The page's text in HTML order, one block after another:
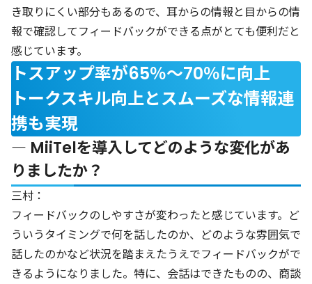
き取りにくい部分もあるので、耳からの情報と目からの情
報で確認してフィードバックができる点がとても便利だと
感じています。
トスアップ率が65％〜70％に向上
トークスキル向上とスムーズな情報連
携も実現
― MiiTelを導入してどのような変化があ
りましたか？
三村：
フィードバックのしやすさが変わったと感じています。ど
ういうタイミングで何を話したのか、どのような雰囲気で
話したのかなど状況を踏まえたうえでフィードバックがで
きるようになりました。特に、会話はできたものの、商談